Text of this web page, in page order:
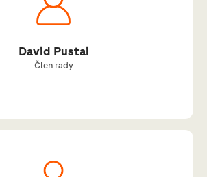
David Pustai
Člen rady